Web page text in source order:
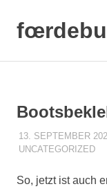
Inhalt
springen
13. SEPTEMBER
UNCATEGORIZED
So, jetzt ist auch